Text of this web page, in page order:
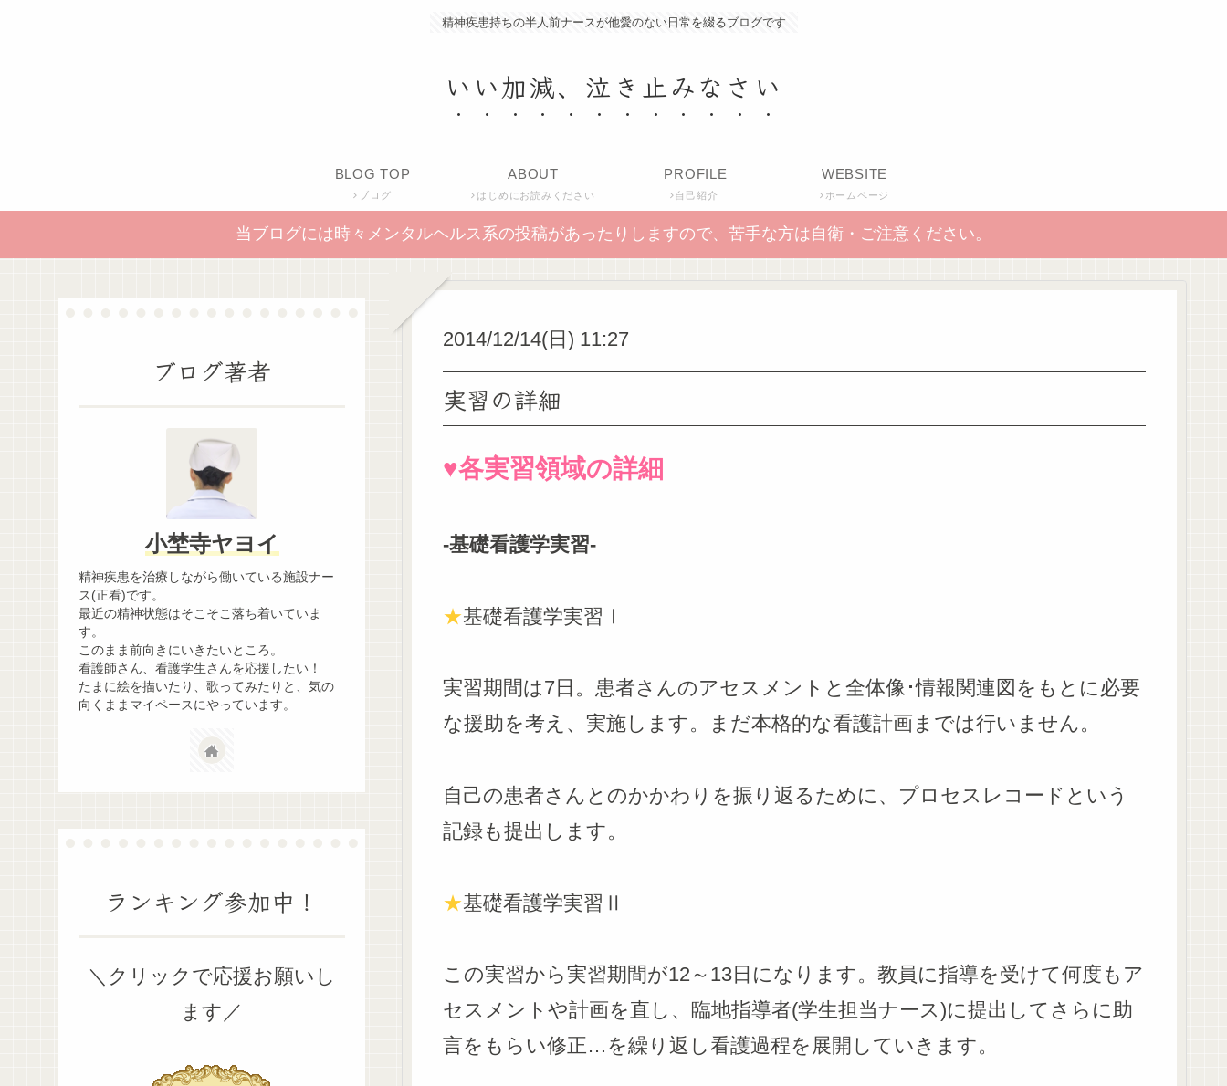
精神疾患持ちの半人前ナースが他愛のない日常を綴るブログです
いい加減、泣き止みなさい
BLOG TOP
ブログ
ABOUT
はじめにお読みください
PROFILE
自己紹介
WEBSITE
ホームページ
当ブログには時々メンタルヘルス系の投稿があったりしますので、苦手な方は自衛・ご注意ください。
2014/12/14(日) 11:27
実習の詳細
♥︎各実習領域の詳細
‐基礎看護学実習‐
★基礎看護学実習Ⅰ
実習期間は7日。患者さんのアセスメントと全体像･情報関連図をもとに必要
な援助を考え、実施します。まだ本格的な看護計画までは行いません。
自己の患者さんとのかかわりを振り返るために、プロセスレコードという
記録も提出します。
★基礎看護学実習Ⅱ
この実習から実習期間が12～13日になります。教員に指導を受けて何度もア
セスメントや計画を直し、臨地指導者(学生担当ナース)に提出してさらに助
言をもらい修正…を繰り返し看護過程を展開していきます。
ブログ著者
小埜寺ヤヨイ
精神疾患を治療しながら働いている施設ナー
ス(正看)です。
最近の精神状態はそこそこ落ち着いていま
す。
このまま前向きにいきたいところ。
看護師さん、看護学生さんを応援したい！
たまに絵を描いたり、歌ってみたりと、気の
向くままマイペースにやっています。
ランキング参加中！
＼クリックで応援お願いし
ます／